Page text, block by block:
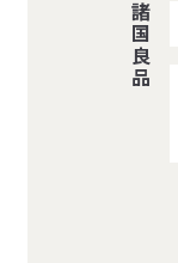
諸国良品